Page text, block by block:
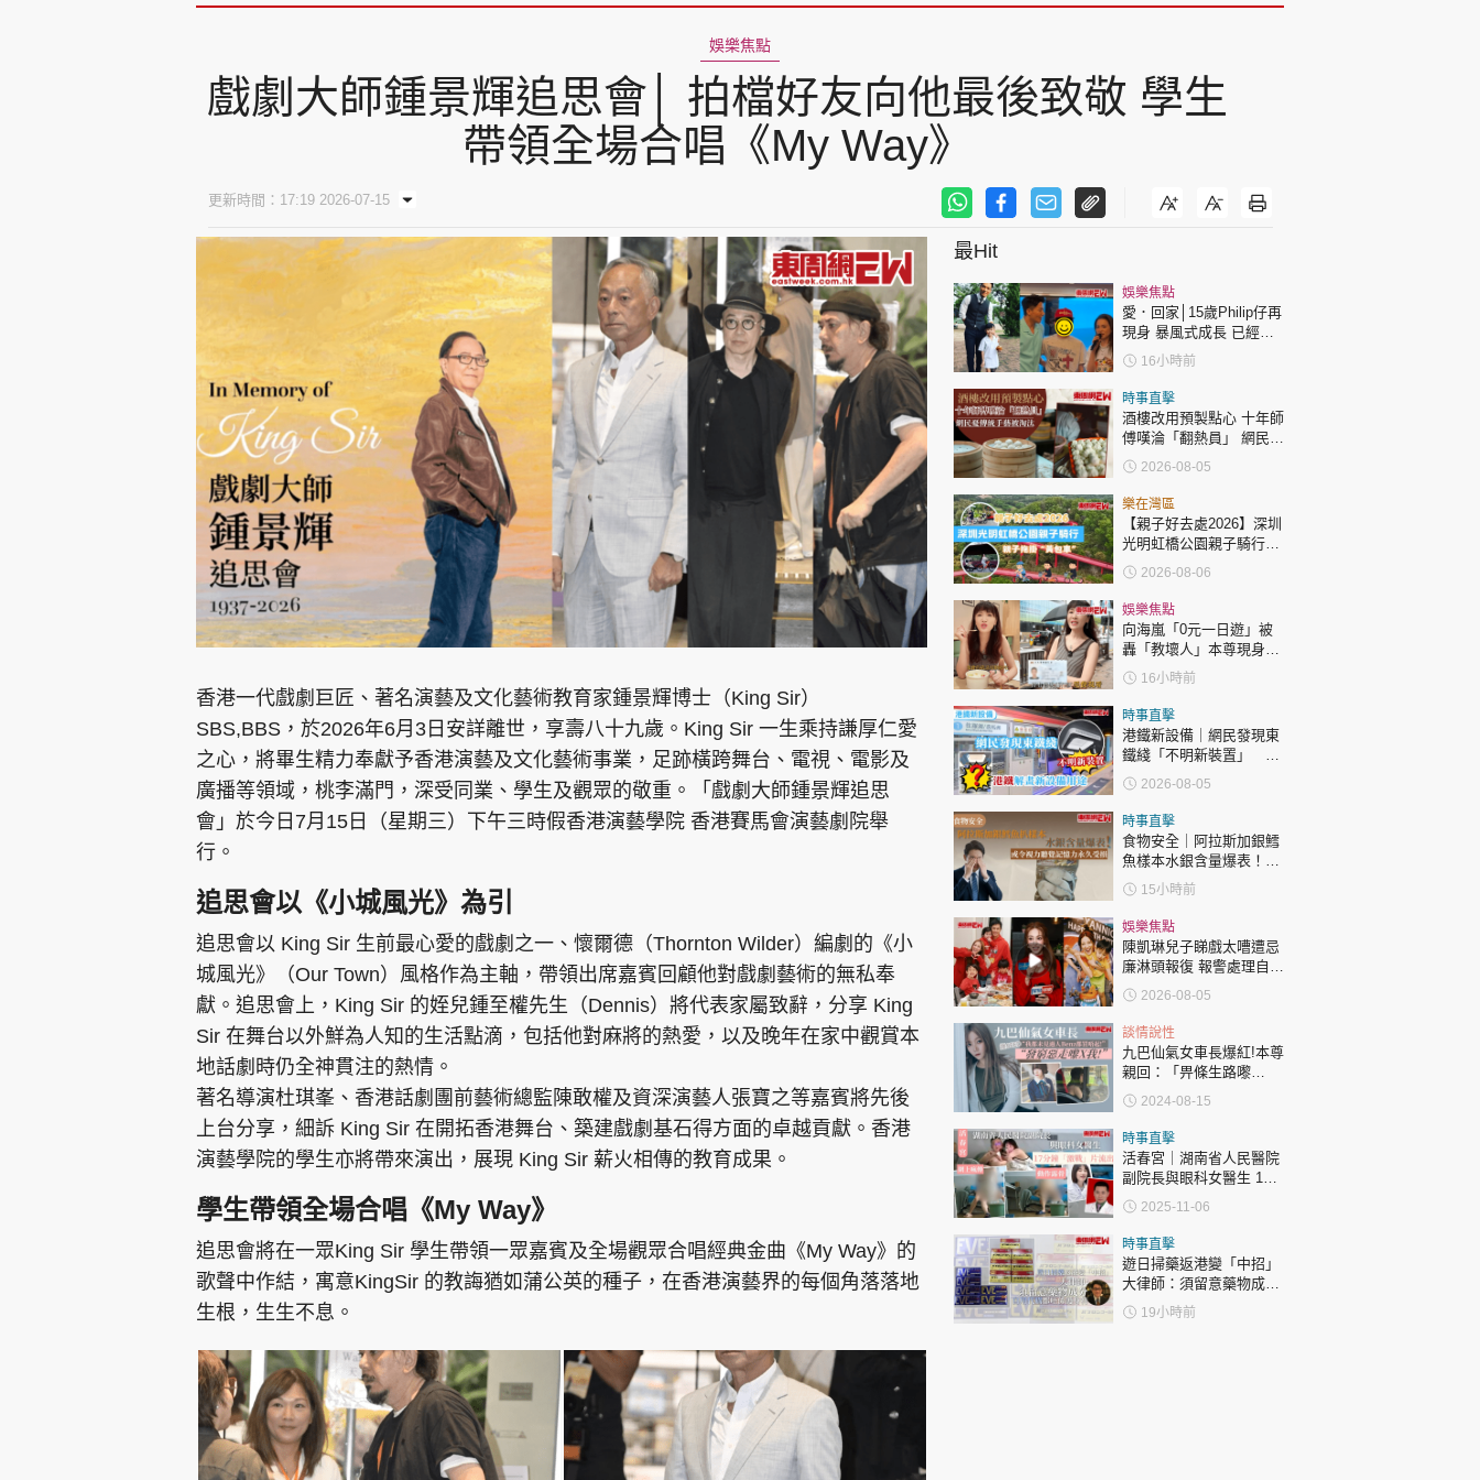
娛樂焦點
戲劇大師鍾景輝追思會│ 拍檔好友向他最後致敬 學生
帶領全場合唱《My Way》
更新時間：17:19 2026-07-15
香港一代戲劇巨匠、著名演藝及文化藝術教育家鍾景輝博士（King Sir）
SBS,BBS，於2026年6月3日安詳離世，享壽八十九歲。King Sir 一生乘持謙厚仁愛
之心，將畢生精力奉獻予香港演藝及文化藝術事業，足跡橫跨舞台、電視、電影及
廣播等領域，桃李滿門，深受同業、學生及觀眾的敬重。「戲劇大師鍾景輝追思
會」於今日7月15日（星期三）下午三時假香港演藝學院 香港賽馬會演藝劇院舉
行。
追思會以《小城風光》為引
追思會以 King Sir 生前最心愛的戲劇之一、懷爾德（Thornton Wilder）編劇的《小
城風光》（Our Town）風格作為主軸，帶領出席嘉賓回顧他對戲劇藝術的無私奉
獻。追思會上，King Sir 的姪兒鍾至權先生（Dennis）將代表家屬致辭，分享 King
Sir 在舞台以外鮮為人知的生活點滴，包括他對麻將的熱愛，以及晚年在家中觀賞本
地話劇時仍全神貫注的熱情。
著名導演杜琪峯、香港話劇團前藝術總監陳敢權及資深演藝人張寶之等嘉賓將先後
上台分享，細訴 King Sir 在開拓香港舞台、築建戲劇基石得方面的卓越貢獻。香港
演藝學院的學生亦將帶來演出，展現 King Sir 薪火相傳的教育成果。
學生帶領全場合唱《My Way》
追思會將在一眾King Sir 學生帶領一眾嘉賓及全場觀眾合唱經典金曲《My Way》的
歌聲中作結，寓意KingSir 的教誨猶如蒲公英的種子，在香港演藝界的每個角落落地
生根，生生不息。
最Hit
娛樂焦點
愛．回家│15歲Philip仔再
現身 暴風式成長 已經高
過「三太」樊亦敏！
16小時前
時事直擊
酒樓改用預製點心 十年師
傅嘆淪「翻熱員」 網民憂
傳統手藝被淘汰
2026-08-05
樂在灣區
【親子好去處2026】深圳
光明虹橋公園親子騎行：
「電助力黃包車」2小時
環湖
2026-08-06
娛樂焦點
向海嵐「0元一日遊」被
轟「教壞人」本尊現身回
應網民
16小時前
時事直擊
港鐵新設備｜網民發現東
鐵綫「不明新裝置」 港
鐵解畫新設備用途
2026-08-05
時事直擊
食物安全｜阿拉斯加銀鱈
魚樣本水銀含量爆表！或
令視力聽覺記憶力永久受
損
15小時前
娛樂焦點
陳凱琳兒子睇戲太嘈遭忌
廉淋頭報復 報警處理自責
護子不力 歐錦棠陳倩揚齊
表態「媽媽有責任」
2026-08-05
談情說性
九巴仙氣女車長爆紅!本尊
親回：「畀條生路嚟
行！」 反擊樣衰晒Benz
惡評：「發窮惡走嚟X
我！」
2024-08-15
時事直擊
活春宮｜湖南省人民醫院
副院長與眼科女醫生 17
分鐘「激戰」片流出 動作
露骨 網上瘋傳
2025-11-06
時事直擊
遊日掃藥返港變「中招」
大律師：須留意藥物成分
自用代購都唔係護身符
19小時前